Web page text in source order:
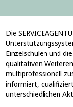
s
E
-
M
a
-
A
Die
Einzelschulen und
qualitativen
multiprofessionell
informiert,
unterschiedlichen